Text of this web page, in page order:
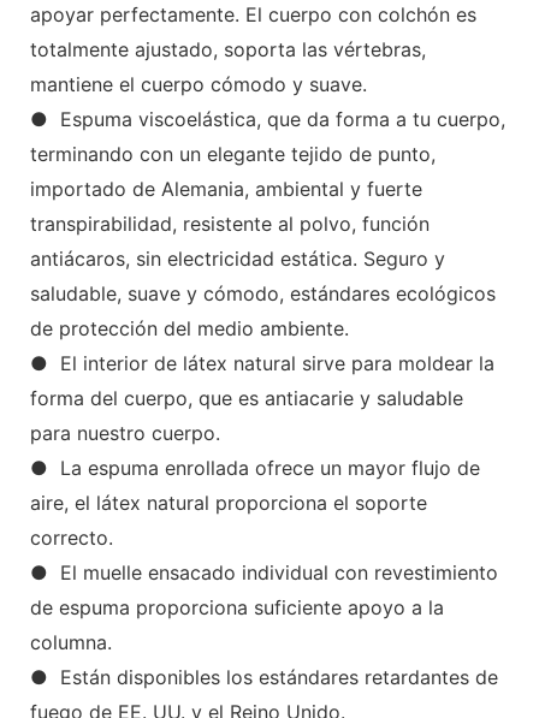
apoyar perfectamente. El cuerpo con colchón es
totalmente ajustado, soporta las vértebras,
mantiene el cuerpo cómodo y suave.
● Espuma viscoelástica, que da forma a tu cuerpo,
terminando con un elegante tejido de punto,
importado de Alemania, ambiental y fuerte
transpirabilidad, resistente al polvo, función
antiácaros, sin electricidad estática. Seguro y
saludable, suave y cómodo, estándares ecológicos
de protección del medio ambiente.
● El interior de látex natural sirve para moldear la
forma del cuerpo, que es antiacarie y saludable
para nuestro cuerpo.
● La espuma enrollada ofrece un mayor flujo de
aire, el látex natural proporciona el soporte
correcto.
● El muelle ensacado individual con revestimiento
de espuma proporciona suficiente apoyo a la
columna.
● Están disponibles los estándares retardantes de
fuego de EE. UU. y el Reino Unido.